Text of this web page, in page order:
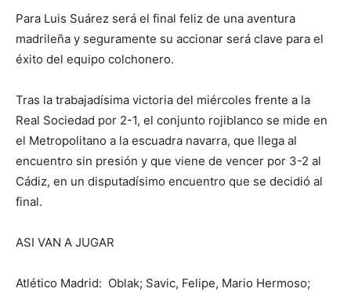
Para Luis Suárez será el final feliz de una aventura
madrileña y seguramente su accionar será clave para el
éxito del equipo colchonero.
Tras la trabajadísima victoria del miércoles frente a la
Real Sociedad por 2-1, el conjunto rojiblanco se mide en
el Metropolitano a la escuadra navarra, que llega al
encuentro sin presión y que viene de vencer por 3-2 al
Cádiz, en un disputadísimo encuentro que se decidió al
final.
ASI VAN A JUGAR
Atlético Madrid: Oblak; Savic, Felipe, Mario Hermoso;